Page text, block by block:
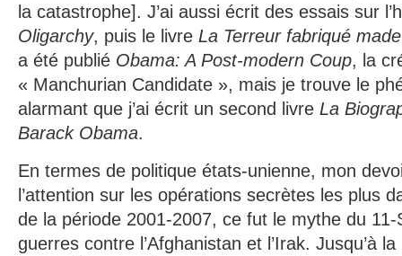
la catastrophe]. J’ai aussi écrit des essais sur
Oligarchy, puis le livre La Terreur fabriqué
a été publié Obama: A Post-modern Coup, la
« Manchurian Candidate », mais je trouve le
alarmant que j’ai écrit un second livre La
Barack Obama.
En termes de politique états-unienne, mon
l’attention sur les opérations secrètes les plus
de la période 2001-2007, ce fut le mythe du
guerres contre l’Afghanistan et l’Irak. Jusqu’à